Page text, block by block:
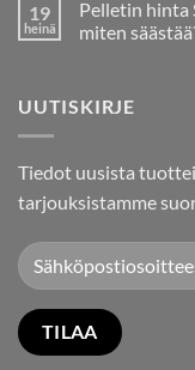
Suomessa
artikkeliin
Pellet24.fi
on
tekee
pellettien
koskaan
19
heinä
Pelletin hinta
miten
Pelletin
hinta
tekijät
vaikuttavat
miten
UUTISKIRJE
Tiedot uusista
tarjouksistamme